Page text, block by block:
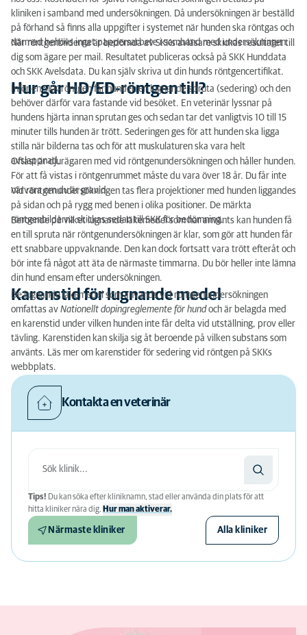
kliniken i samband med undersökningen. Då undersökningen är beställd
på förhand så finns alla uppgifter i systemet när hunden ska röntgas och
därmed behövs inget pappersarbete i samband med undersökningen.
När röntgenbilderna är bedömda av SKKs avläsare skickas resultatet till
dig som ägare per mail. Resultatet publiceras också på SKK Hunddata
och SKK Avelsdata. Du kan själv skriva ut din hunds röntgencertifikat.
Hur går HD/ED-röntgen till?
Inför en SKK-röntgen får hunden en lugnande spruta (sedering) och den
behöver därför vara fastande vid besöket. En veterinär lyssnar på
hundens hjärta innan sprutan ges och sedan tar det vanligtvis 10 till 15
minuter tills hunden är trött. Sederingen ges för att hunden ska ligga
stilla när bilderna tas och för att muskulaturen ska vara helt
avslappnad.
Oftast är djurägaren med vid röntgenundersökningen och håller hunden.
För att få vistas i röntgenrummet måste du vara över 18 år. Du får inte
närvara om du är gravid.
Vid röntgenundersökningen tas flera projektioner med hunden liggandes
på sidan och på rygg med benen i olika positioner. De märkta
röntgenbilderna skickas sedan till SKK för bedömning.
Beroende på vilket lugnande läkemedel som har använts kan hunden få
en till spruta när röntgenundersökningen är klar, som gör att hunden får
ett snabbare uppvaknande. Den kan dock fortsatt vara trött efteråt och
bör inte få något att äta de närmaste timmarna. Du bör heller inte lämna
din hund ensam efter undersökningen.
Karenstid för lugnande medel
De lugnande läkemedel som används vid röntgenundersökningen
omfattas av Nationellt dopingreglemente för hundoch är belagda med
en karenstid under vilken hunden inte får delta vid utställning, prov eller
tävling. Karenstiden kan skilja sig åt beroende på vilken substans som
använts. Läs mer om karenstider för sedering vid röntgen på SKKs
webbplats.
Kontakta en veterinär
Tips! Du kan söka efter kliniknamn, stad eller använda din plats för att
hitta kliniker nära dig. Hur man aktiverar.
Närmaste kliniker Alla kliniker